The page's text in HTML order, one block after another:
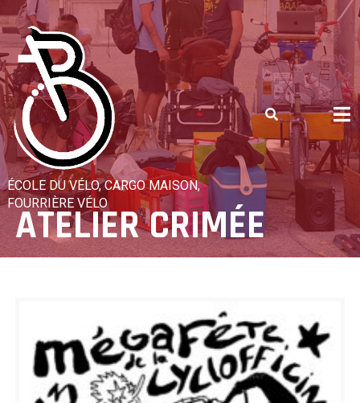
Skip
to
content
ÉCOLE DU VÉLO, CARGO MAISON,
FOURRIÈRE VÉLO
ATELIER CRIMÉE